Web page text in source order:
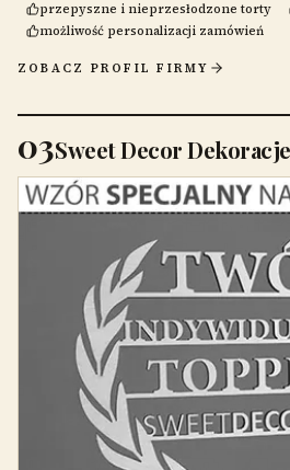
przepyszne i nieprzesłodzone torty
możliwość personalizacji zamówień
ZOBACZ PROFIL FIRMY
03Sweet Decor